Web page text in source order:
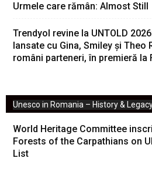
Urmele care rămân: Almost Still
Trendyol revine la UNTOLD
lansate cu Gina, Smiley și
români parteneri, în premieră la
Unesco in Romania – History &
World Heritage Committee
Forests of the Carpathians on
List